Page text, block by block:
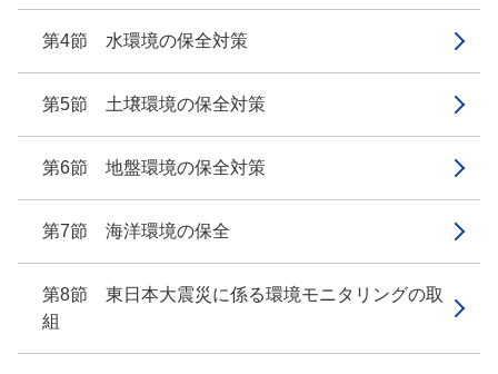
第4節 水環境の保全対策
第5節 土壌環境の保全対策
第6節 地盤環境の保全対策
第7節 海洋環境の保全
第8節 東日本大震災に係る環境モニタリングの取
組